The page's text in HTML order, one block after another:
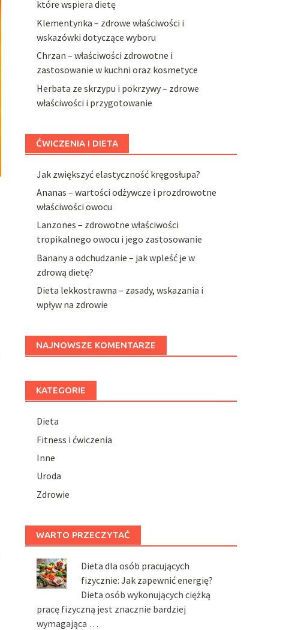
które wspiera dietę
Klementynka – zdrowe właściwości i
wskazówki dotyczące wyboru
Chrzan – właściwości zdrowotne i
zastosowanie w kuchni oraz kosmetyce
Herbata ze skrzypu i pokrzywy – zdrowe
właściwości i przygotowanie
ĆWICZENIA I DIETA
Jak zwiększyć elastyczność kręgosłupa?
Ananas – wartości odżywcze i prozdrowotne
właściwości owocu
Lanzones – zdrowotne właściwości
tropikalnego owocu i jego zastosowanie
Banany a odchudzanie – jak wpleść je w
zdrową dietę?
Dieta lekkostrawna – zasady, wskazania i
wpływ na zdrowie
NAJNOWSZE KOMENTARZE
KATEGORIE
Dieta
Fitness i ćwiczenia
Inne
Uroda
Zdrowie
WARTO PRZECZYTAĆ
Dieta dla osób pracujących
fizycznie: Jak zapewnić energię?
Dieta osób wykonujących ciężką
pracę fizyczną jest znacznie bardziej
wymagająca …